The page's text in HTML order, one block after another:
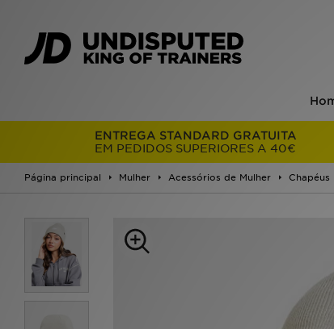
ENTREGA STANDARD GRATUITA
EM PEDIDOS SUPERIORES A 40€
Página principal Mulher Acessórios de Mulher Chapéus